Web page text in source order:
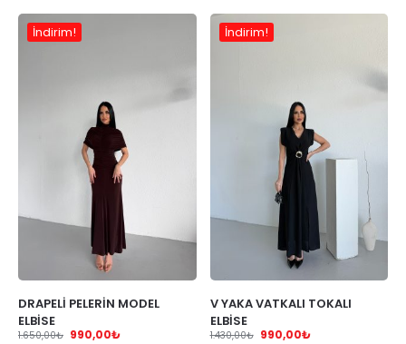
İndirim!
DRAPELİ PELERİN MODEL
ELBİSE
1.650,00₺ 990,00₺
İndirim!
V YAKA VATKALI TOKALI
ELBİSE
1.430,00₺ 990,00₺